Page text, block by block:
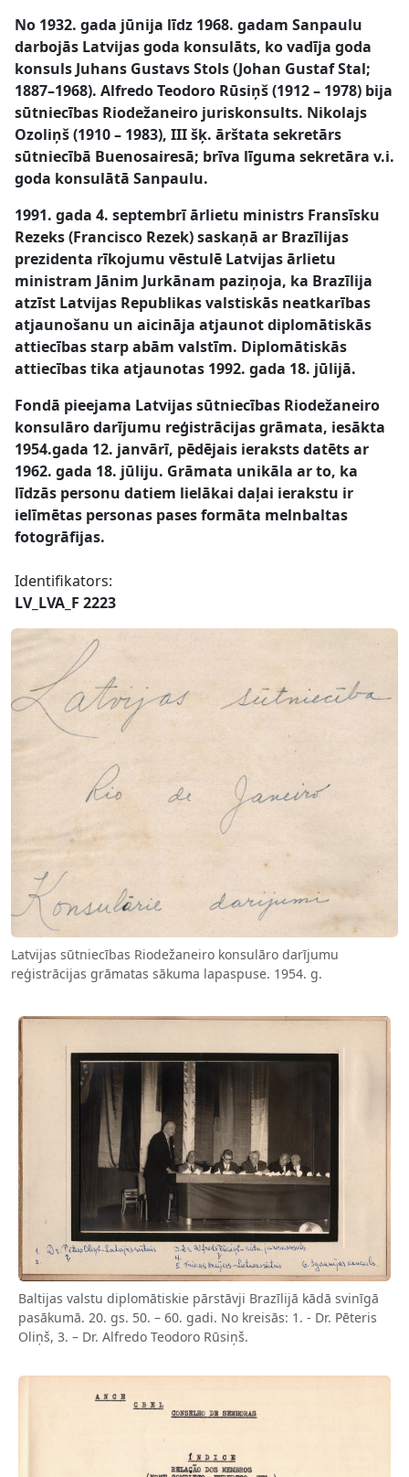
No 1932. gada jūnija līdz 1968. gadam Sanpaulu
darbojās Latvijas goda konsulāts, ko vadīja goda
konsuls Juhans Gustavs Stols (Johan Gustaf Stal;
1887–1968). Alfredo Teodoro Rūsiņš (1912 – 1978) bija
sūtniecības Riodežaneiro juriskonsults. Nikolajs
Ozoliņš (1910 – 1983), III šķ. ārštata sekretārs
sūtniecībā Buenosairesā; brīva līguma sekretāra v.i.
goda konsulātā Sanpaulu.
1991. gada 4. septembrī ārlietu ministrs Fransīsku
Rezeks (Francisco Rezek) saskaņā ar Brazīlijas
prezidenta rīkojumu vēstulē Latvijas ārlietu
ministram Jānim Jurkānam paziņoja, ka Brazīlija
atzīst Latvijas Republikas valstiskās neatkarības
atjaunošanu un aicināja atjaunot diplomātiskās
attiecības starp abām valstīm. Diplomātiskās
attiecības tika atjaunotas 1992. gada 18. jūlijā.
Fondā pieejama Latvijas sūtniecības Riodežaneiro
konsulāro darījumu reģistrācijas grāmata, iesākta
1954.gada 12. janvārī, pēdējais ieraksts datēts ar
1962. gada 18. jūliju. Grāmata unikāla ar to, ka
līdzās personu datiem lielākai daļai ierakstu ir
ielīmētas personas pases formāta melnbaltas
fotogrāfijas.
Identifikators:
LV_LVA_F 2223
Latvijas sūtniecības Riodežaneiro konsulāro darījumu
reģistrācijas grāmatas sākuma lapaspuse. 1954. g.
Baltijas valstu diplomātiskie pārstāvji Brazīlijā kādā svinīgā
pasākumā. 20. gs. 50. – 60. gadi. No kreisās: 1. - Dr. Pēteris
Oliņš, 3. – Dr. Alfredo Teodoro Rūsiņš.